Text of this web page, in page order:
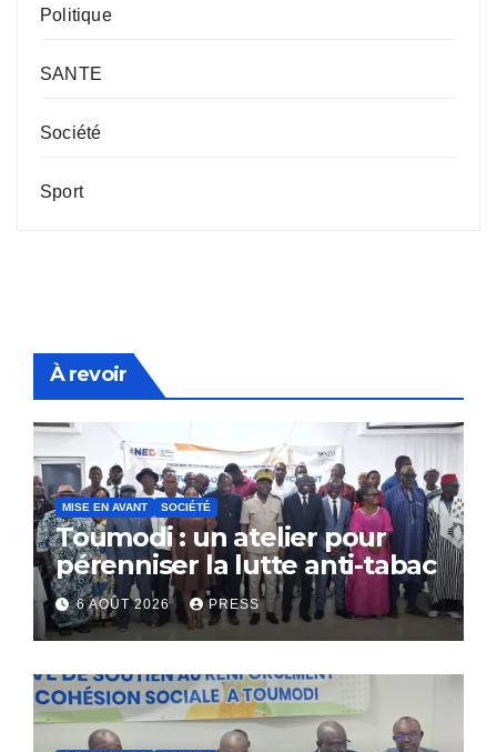
Politique
SANTE
Société
Sport
À revoir
MISE EN AVANT SOCIÉTÉ
Toumodi : un atelier pour
pérenniser la lutte anti-tabac
6 AOÛT 2026 PRESS